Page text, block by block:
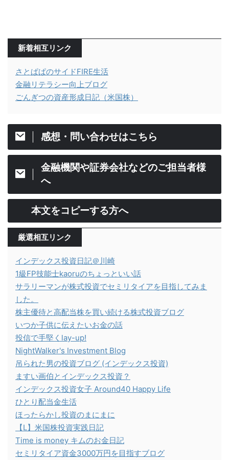
新着相互リンク
さとぱぱのサイドFIRE生活
金融リテラシー向上ブログ
ごんぎつの資産形成日記（米国株）
感想・問い合わせはこちら
金融機関や証券会社などのご担当者様
へ
本文をコピーする方へ
厳選相互リンク
インデックス投資日記＠川崎
1級FP技能士kaoruのちょっといい話
サラリーマンが株式投資でセミリタイアを目指してみま
した。
株主優待と高配当株を買い続ける株式投資ブログ
いつか子供に伝えたいお金の話
投信で手堅くlay-up!
NightWalker's Investment Blog
吊られた男の投資ブログ (インデックス投資)
ますい画伯とインデックス投資？
インデックス投資女子 Around40 Happy Life
ひとり配当金生活
ほったらかし投資のまにまに
【L】米国株投資実践日記
Time is money キムのお金日記
セミリタイア資金3000万円を目指すブログ